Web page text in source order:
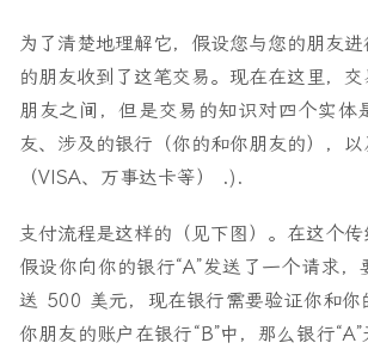
为了清楚地理解它，假设您与您的朋友
的朋友收到了这笔交易。现在在这里，
朋友之间，但是交易的知识对四个实体
友、涉及的银行（你的和你朋友的），
（VISA、万事达卡等） .).
支付流程是这样的（见下图）。在这个传
假设你向你的银行“A”发送了一个请求，
送 500 美元，现在银行需要验证你和你
你朋友的账户在银行“B”中，那么银行